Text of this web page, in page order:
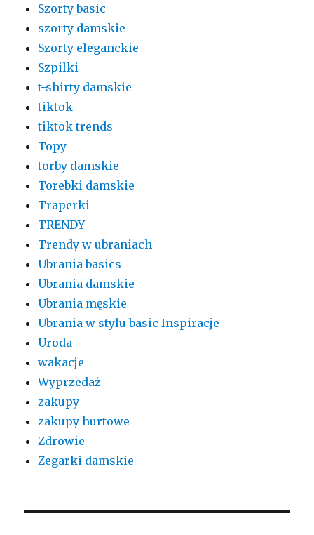
Szorty basic
szorty damskie
Szorty eleganckie
Szpilki
t-shirty damskie
tiktok
tiktok trends
Topy
torby damskie
Torebki damskie
Traperki
TRENDY
Trendy w ubraniach
Ubrania basics
Ubrania damskie
Ubrania męskie
Ubrania w stylu basic Inspiracje
Uroda
wakacje
Wyprzedaż
zakupy
zakupy hurtowe
Zdrowie
Zegarki damskie